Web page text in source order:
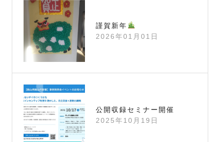
謹賀新年
2026年01月01日
公開収録セミナー開催
2025年10月19日